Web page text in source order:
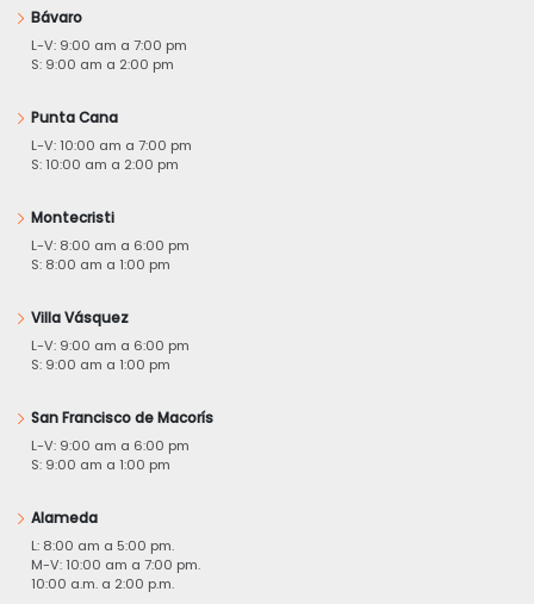
Bávaro
L-V: 9:00 am a 7:00 pm
S: 9:00 am a 2:00 pm
Punta Cana
L-V: 10:00 am a 7:00 pm
S: 10:00 am a 2:00 pm
Montecristi
L-V: 8:00 am a 6:00 pm
S: 8:00 am a 1:00 pm
Villa Vásquez
L-V: 9:00 am a 6:00 pm
S: 9:00 am a 1:00 pm
San Francisco de Macorís
L-V: 9:00 am a 6:00 pm
S: 9:00 am a 1:00 pm
Alameda
L: 8:00 am a 5:00 pm.
M-V: 10:00 am a 7:00 pm.
10:00 a.m. a 2:00 p.m.